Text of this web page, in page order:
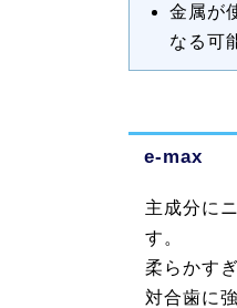
金属が
なる可
e-max
主成分に
す。
柔らかす
対合歯に